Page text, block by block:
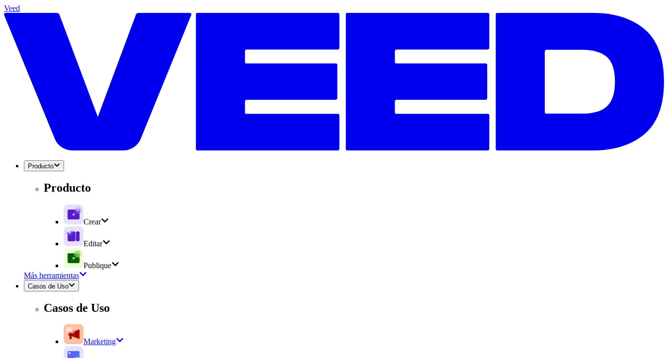
Veed
Producto
Producto
Crear
Editar
Publique
Más herramientas
Casos de Uso
Casos de Uso
Marketing